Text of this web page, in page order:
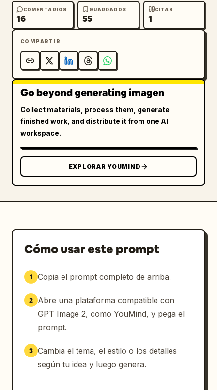
COMENTARIOS
16
GUARDADOS
55
CITAS
1
COMPARTIR
Go beyond generating imagen
Collect materials, process them, generate
finished work, and distribute it from one AI
workspace.
EXPLORAR YOUMIND
Cómo usar este prompt
1 Copia el prompt completo de arriba.
2
Abre una plataforma compatible con
GPT Image 2, como YouMind, y pega el
prompt.
3 Cambia el tema, el estilo o los detalles
según tu idea y luego genera.